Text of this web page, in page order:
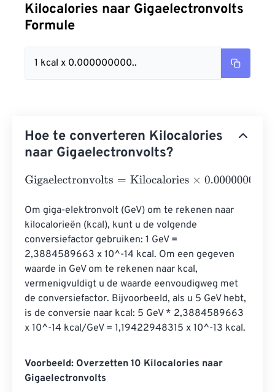
Kilocalories naar Gigaelectronvolts
Formule
1 kcal x 0.000000000..
Hoe te converteren Kilocalories
naar Gigaelectronvolts?
Gigaelectronvolts=Kilocalories×
Om giga-elektronvolt (GeV) om te rekenen naar
kilocalorieën (kcal), kunt u de volgende
conversiefactor gebruiken: 1 GeV =
2,3884589663 x 10^-14 kcal. Om een ​​gegeven
waarde in GeV om te rekenen naar kcal,
vermenigvuldigt u de waarde eenvoudigweg met
de conversiefactor. Bijvoorbeeld, als u 5 GeV hebt,
is de conversie naar kcal: 5 GeV * 2,3884589663
x 10^-14 kcal/GeV = 1,19422948315 x 10^-13 kcal.
Voorbeeld: Overzetten 10 Kilocalories naar
Gigaelectronvolts